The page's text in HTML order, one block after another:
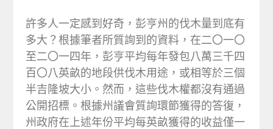
許多人一定感到好奇，彭亨州的伐木量到底有
多大？根據筆者所質詢到的資料，在二〇一〇
至二〇一四年，彭亨平均每年發包八萬三千四
百〇八英畝的地段供伐木用途，或相等於三個
半吉隆坡大小。然而，這些伐木權都沒有通過
公開招標。根據州議會質詢環節獲得的答復，
州政府在上述年份平均每英畝獲得的收益僅一